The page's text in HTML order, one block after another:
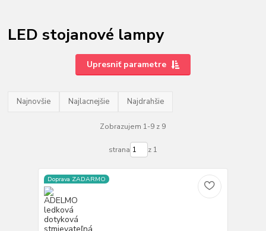
LED stojanové lampy
Upresniť parametre
Najnovšie Najlacnejšie Najdrahšie
Zobrazujem 1-9 z 9
strana z 1
Doprava ZADARMO